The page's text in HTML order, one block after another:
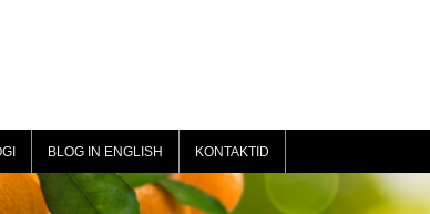
BLOG IN ENGLISH KONTAKTID